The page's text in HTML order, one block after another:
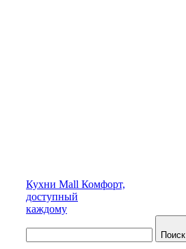
Кухни Mall Комфорт,
доступный
каждому
Поиск